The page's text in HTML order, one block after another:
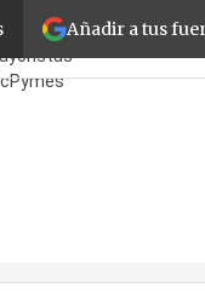
Añadir a tus